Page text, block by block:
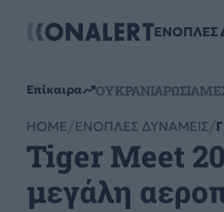
ΕΝΟΠΛΕΣ
Επίκαιρα ΟΥΚΡΑΝΙΑΡΩΣΙΑ
HOME ΕΝΟΠΛΕΣ ΔΥΝΑΜΕΙΣ
Tiger Meet
μεγάλη